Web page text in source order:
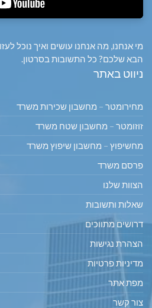
מי אנחנו, מה אנחנו עושים ואיך נוכל
הבא שלכם? כל התשובות בסרטון.
ניווט באתר
מחירומטר – מחשבון שכירות משרד
זוזומטר – מחשבון שטח משרד
מחשיפוץ – מחשבון שיפוץ משרד
פרסם משרד
הצוות שלנו
שאלות ותשובות
דרושים מתווכים
הצהרת נגישות
מדיניות פרטיות
מפת אתר
צור קשר